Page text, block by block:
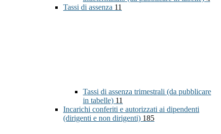
Tassi di assenza 11
Tassi di assenza trimestrali (da pubblicare
in tabelle) 11
Incarichi conferiti e autorizzati ai dipendenti
(dirigenti e non dirigenti) 185